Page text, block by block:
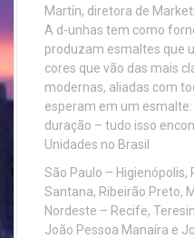
Martín, diretora de
A d-unhas tem como
produzam esmaltes que
cores que vão das mais
modernas, aliadas com
esperam em um
duração – tudo isso
Unidades no Brasil
São Paulo – Higienópolis,
Santana, Ribeirão Preto,
Nordeste – Recife,
João Pessoa Manaíra e